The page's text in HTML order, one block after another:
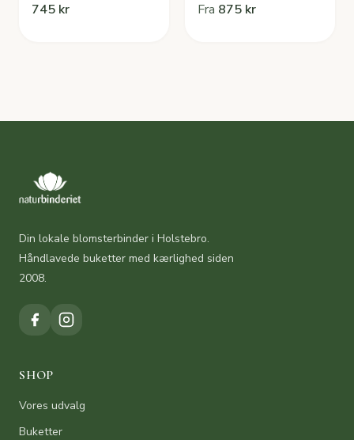
745 kr Fra 875 kr
Din lokale blomsterbinder i Holstebro.
Håndlavede buketter med kærlighed siden
2008.
SHOP
Vores udvalg
Buketter